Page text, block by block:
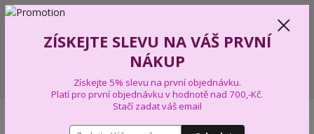
+420 739 574 103
0,00 Kč
PŘÍZE, VLNY, MACRAMÉ
ZÍSKEJTE SLEVU NA VÁŠ PRVNÍ
NÁKUP
Získejte 5% slevu na první objednávku.
Platí pro první objednávku v hodnotě nad 700,-Kč.
Stačí zadat váš email